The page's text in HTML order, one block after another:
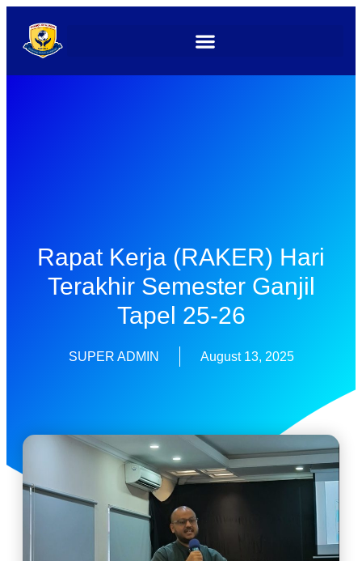
Rapat Kerja (RAKER) Hari
Terakhir Semester Ganjil
Tapel 25-26
SUPER ADMIN August 13, 2025